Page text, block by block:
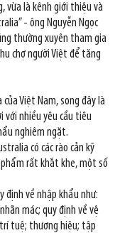
vừa là kênh giới thiệu và
- ông Nguyễn Ngọc
thường xuyên tham gia
chợ người Việt để tăng
Việt Nam, song đây là
nhiều yêu cầu tiêu
nghiêm ngặt.
có các rào cản kỹ
rất khắt khe, một số
định về nhập khẩu như:
mác; quy định về vệ
tuệ; thương hiệu; tập